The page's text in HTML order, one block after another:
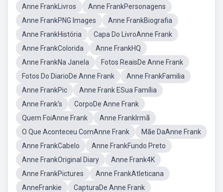
Anne FrankLivros
Anne FrankPersonagens
Anne FrankPNG Images
Anne FrankBiografia
Anne FrankHistória
Capa Do LivroAnne Frank
Anne FrankColorida
Anne FrankHQ
Anne FrankNa Janela
Fotos ReaisDe Anne Frank
Fotos Do DiarioDe Anne Frank
Anne FrankFamilia
Anne FrankPic
Anne Frank ESua Família
Anne Frank's
CorpoDe Anne Frank
Quem FoiAnne Frank
Anne FrankIrmã
O Que Aconteceu ComAnne Frank
Mãe DaAnne Frank
Anne FrankCabelo
Anne FrankFundo Preto
Anne FrankOriginal Diary
Anne Frank4K
Anne FrankPictures
Anne FrankAtleticana
AnneFrankie
CapturaDe Anne Frank